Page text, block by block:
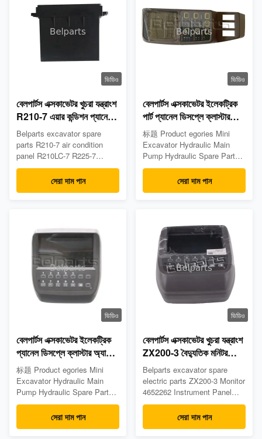
EC220D EC250D EC300D
EC350D EC380D MOQ 1PC
Warranty 12 months Payment
Months Color : Black Our
advantages: Ø ...
ভিডিও
বেলপার্টস এক্সকাভেটর খুচরা যন্ত্রাংশ
R210-7 এয়ার কন্ডিশন প্যানেল
R210LC-7 R225-7
কন্ডিশনার
Belparts excavator spare
parts R210-7 air condition
panel R210LC-7 R225-7
conditioner Product name
Belparts R210-7 air condition
panel R210LC-7 R225-7
number: / MOQ: 1 PCS
Payment term: T/T & Western
Union.... Delivery ...
সেরা দাম পান
ভিডিও
বেলপার্টস এক্সকাভেটর ইলেকট্রিক
পার্ট প্যানেল ডিসপ্লে ক্লাস্টার
অ্যাসি 21N8-30013
R140LC-7 R160LC-7
R180LC-7 R210LC-7
R250LC-7
标题 Product egories Mini
Excavator Hydraulic Main
Pump Hydraulic Spare Parts
Gears&Reduction Assy Travel
Motor Assy Swing Motor
Assy Control Valve Assy
Parts Cooling System Rubber
Parts Series Sealing
Series/Seal Kit Filter Cab
Parts Small Parts ...
সেরা দাম পান
ভিডিও
বেলপার্টস এক্সকাভেটর ইলেকট্রিক
প্যানেল ডিসপ্লে ক্লাস্টার অ্যাসি
গেজ ZX200W ZX170W
ZX190W-3 ZX220W-3
ZX210W-3 4653783
4653780
标题 Product egories Mini
Excavator Hydraulic Main
Pump Hydraulic Spare Parts
Gears&Reduction Assy Travel
Motor Assy Swing Motor
Assy Control Valve Assy
সেরা দাম পান
ভিডিও
বেলপার্টস এক্সকাভেটর খুচরা যন্ত্রাংশ
ZX200-3 বৈদ্যুতিক মনিটর
4652262 যন্ত্র প্যানেল
Belparts excavator spare
electric parts ZX200-3 Monitor
4652262 Instrument Panel
ZX200-3 4652262 Instrument
Panel Product Description
Appliion Excavator Part
সেরা দাম পান